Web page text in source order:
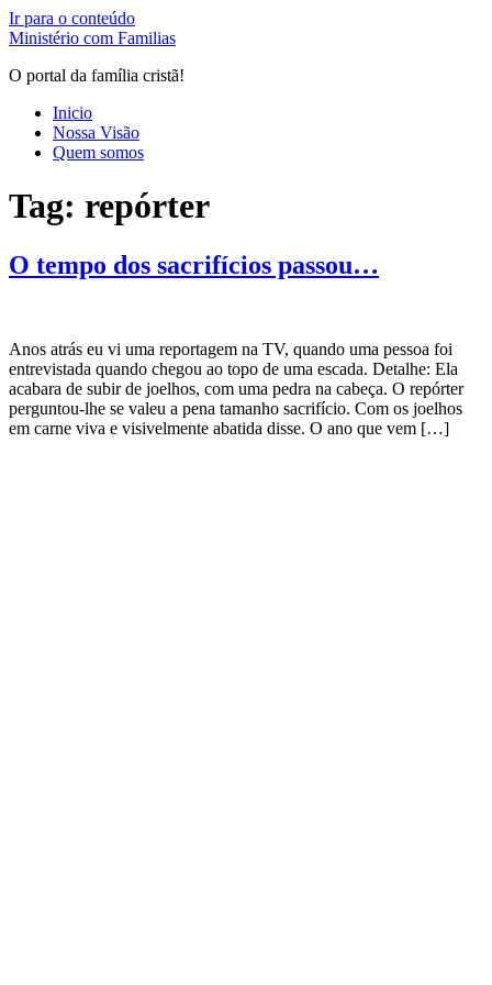
Ir para o conteúdo
Ministério com Familias
O portal da família cristã!
Inicio
Nossa Visão
Quem somos
Tag: repórter
O tempo dos sacrifícios passou…
Anos atrás eu vi uma reportagem na TV, quando uma pessoa foi
entrevistada quando chegou ao topo de uma escada. Detalhe: Ela
acabara de subir de joelhos, com uma pedra na cabeça. O repórter
perguntou-lhe se valeu a pena tamanho sacrifício. Com os joelhos
em carne viva e visivelmente abatida disse. O ano que vem […]